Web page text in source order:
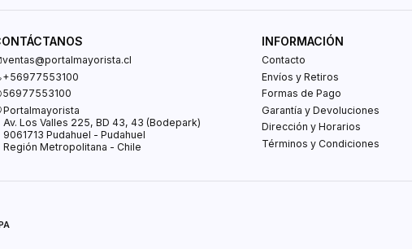
ventas@portalmayorista.cl
+56977553100
56977553100
Portalmayorista
Av. Los Valles 225, BD 43, 43 (Bodepark)
9061713 Pudahuel - Pudahuel
Región Metropolitana - Chile
INFORMACIÓN
Contacto
Envíos y Retiros
Formas de Pago
Garantía y Devoluciones
Dirección y Horarios
Términos y Condiciones